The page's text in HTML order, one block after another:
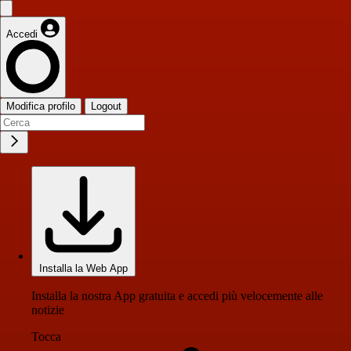
Accedi
Modifica profilo Logout
Installa la Web App
Installa la nostra App gratuita e accedi più velocemente alle
notizie
Tocca